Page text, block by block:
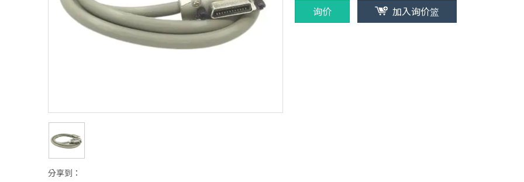
分享到：
询价 加入询价篮